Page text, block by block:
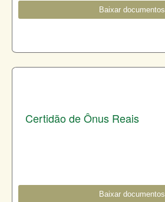
Baixar documentos
Certidão de Ônus Reais
Baixar documentos